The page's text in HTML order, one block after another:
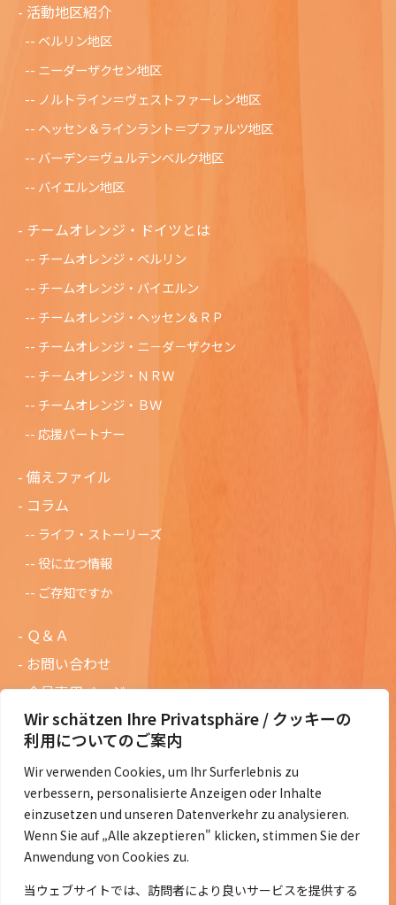
Wir schätzen Ihre Privatsphäre / クッキーの
利用についてのご案内
Wir verwenden Cookies, um Ihr Surferlebnis zu
verbessern, personalisierte Anzeigen oder Inhalte
einzusetzen und unseren Datenverkehr zu analysieren.
Wenn Sie auf „Alle akzeptieren" klicken, stimmen Sie der
Anwendung von Cookies zu.
当ウェブサイトでは、訪問者により良いサービスを提供する
活動地区紹介
ベルリン地区
ニーダーザクセン地区
ノルトライン＝ヴェストファーレン地区
ヘッセン＆ラインラント＝プファルツ地区
バーデン＝ヴュルテンベルク地区
バイエルン地区
チームオレンジ・ドイツとは
チームオレンジ・ベルリン
チームオレンジ・バイエルン
チームオレンジ・ヘッセン＆ＲＰ
チームオレンジ・ニ－ダ－ザクセン
チ－ムオレンジ・ＮＲＷ
チームオレンジ・ＢＷ
応援パートナー
備えファイル
コラム
ライフ・ストーリーズ
役に立つ情報
ご存知ですか
Ｑ＆Ａ
お問い合わせ
会員専用ページ
ニュースレターバックナンバー
過去の講演資料
総会議事録
定款・会費規定など
コラムの紹介
コラム一覧